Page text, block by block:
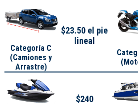
Categoría C
(Camiones y
Arrastre)
$23.50 el pie
lineal
$240